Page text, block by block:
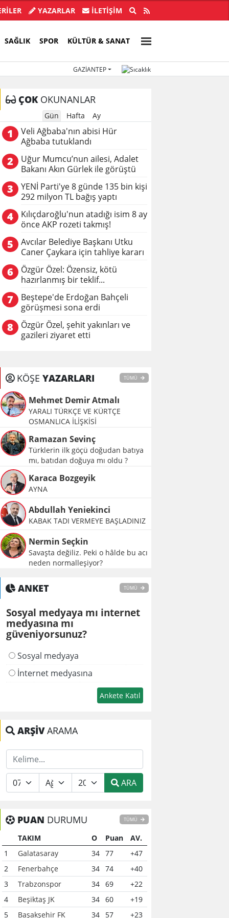
kötü hazırlanmış bir teklif...
YAZARLAR İLETIŞIM
SAĞLIK SPOR KÜLTÜR & SANAT
GAZIANTEP
ÇOKOKUNANLAR
Gün Hafta Ay
1
Veli Ağbaba'nın abisi Hür
Ağbaba tutuklandı
2
Uğur Mumcu’nun ailesi, Adalet
Bakanı Akın Gürlek ile görüştü
3
YENİ Parti'ye 8 günde 135 bin kişi
292 milyon TL bağış yaptı
4
Kılıçdaroğlu'nun atadığı isim 8 ay
önce AKP rozeti takmış!
5
Avcılar Belediye Başkanı Utku
Caner Çaykara için tahliye kararı
6
Özgür Özel: Özensiz, kötü
hazırlanmış bir teklif...
7
Beştepe'de Erdoğan Bahçeli
görüşmesi sona erdi
8
Özgür Özel, şehit yakınları ve
gazileri ziyaret etti
KÖŞE YAZARLARI TÜMÜ
Mehmet Demir Atmalı
YARALI TÜRKÇE VE KÜRTÇE
OSMANLICA İLİŞKİSİ
Ramazan Sevinç
Türklerin ilk göçü doğudan batıya
mı, batıdan doğuya mı oldu ?
Karaca Bozgeyik
AYNA
Abdullah Yeniekinci
KABAK TADI VERMEYE BAŞLADINIZ
Nermin Seçkin
Savaşta değiliz. Peki o hâlde bu acı
neden normalleşiyor?
ANKET TÜMÜ
Sosyal medyaya mı internet
medyasına mı
güveniyorsunuz?
Sosyal medyaya
İnternet medyasına
ARŞİVARAMA
ARA
PUAN DURUMU TÜMÜ
TAKIM O Puan
AV.
1
Galatasaray 34 77
+47
2
Fenerbahçe 34 74
+40
3
Trabzonspor 34 69
+22
4
Beşiktaş JK 34 60
+19
5
Başakşehir FK 34 57
+23